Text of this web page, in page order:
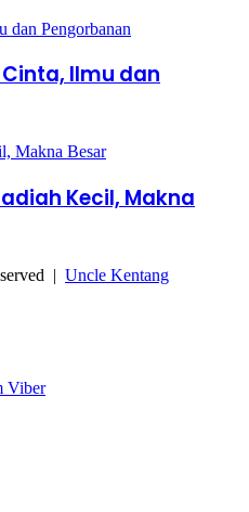
dan Pengorbanan
Ilmu dan
Makna Besar
Kecil, Makna
| Uncle Kentang
Viber